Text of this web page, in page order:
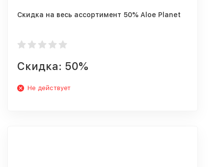
Скидка на весь ассортимент 50% Aloe Planet
Скидка: 50%
Не действует